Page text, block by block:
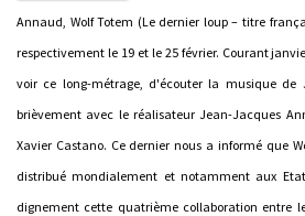
Annaud, Wolf Totem (Le dernier loup – titre
respectivement le 19 et le 25 février. Courant
voir ce long-métrage, d'écouter la musique de
brièvement avec le réalisateur Jean-Jacques
Xavier Castano. Ce dernier nous a informé que
distribué mondialement et notamment aux
dignement cette quatrième collaboration entre